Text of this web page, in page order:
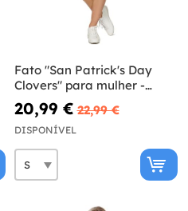
Fato "San Patrick's Day
Clovers" para mulher -
Suitmeister
20,99 € 22,99 €
DISPONÍVEL